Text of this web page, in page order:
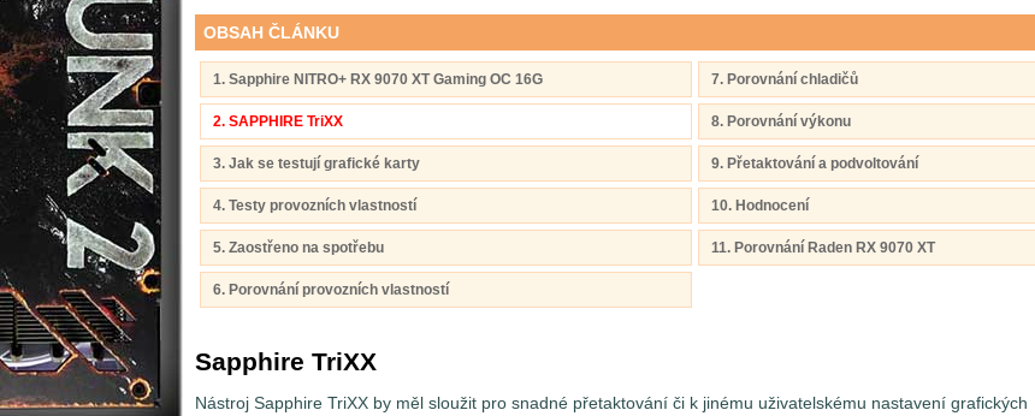
OBSAH ČLÁNKU
1. Sapphire NITRO+ RX 9070 XT Gaming OC 16G 7. Porovnání chladičů
2. SAPPHIRE TriXX 8. Porovnání výkonu
3. Jak se testují grafické karty 9. Přetaktování a podvoltování
4. Testy provozních vlastností 10. Hodnocení
5. Zaostřeno na spotřebu 11. Porovnání Raden RX 9070 XT
6. Porovnání provozních vlastností
Sapphire TriXX
Nástroj Sapphire TriXX by měl sloužit pro snadné přetaktování či k jinému uživatelskému nastavení grafických